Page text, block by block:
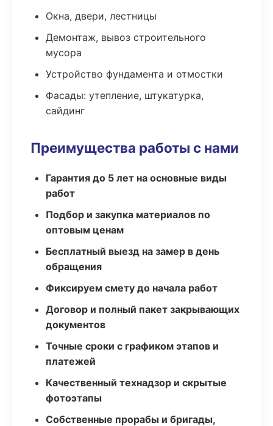
Окна, двери, лестницы
Демонтаж, вывоз строительного
мусора
Устройство фундамента и отмостки
Фасады: утепление, штукатурка,
сайдинг
Преимущества работы с нами
Гарантия до 5 лет на основные виды
работ
Подбор и закупка материалов по
оптовым ценам
Бесплатный выезд на замер в день
обращения
Фиксируем смету до начала работ
Договор и полный пакет закрывающих
документов
Точные сроки с графиком этапов и
платежей
Качественный технадзор и скрытые
фотоэтапы
Собственные прорабы и бригады,